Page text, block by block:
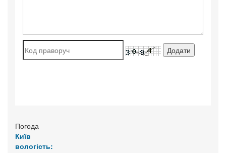
Погода
Київ
вологість: